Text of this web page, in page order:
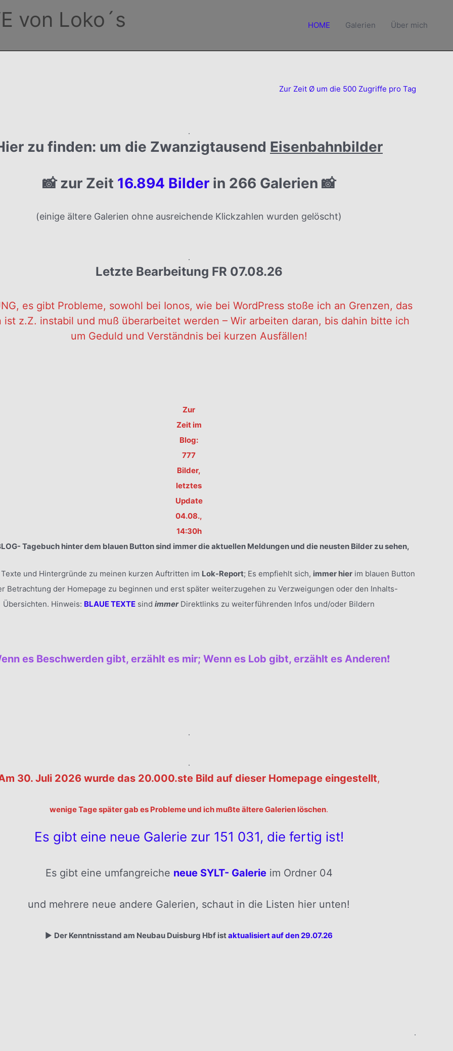
von Loko´s HOME Galerien Über mich
Zur Zeit Ø um die 500 Zugriffe pro Tag
.
zu finden: um die Zwanzigtausend Eisenbahnbilder
📸 zur Zeit 16.894 Bilderin 266 Galerien 📸
(einige ältere Galerien ohne ausreichende Klickzahlen wurden gelöscht)
.
Letzte Bearbeitung FR 07.08.26
es gibt Probleme, sowohl bei Ionos, wie bei WordPress stoße ich an Grenzen, das
ist z.Z. instabil und muß überarbeitet werden – Wir arbeiten daran, bis dahin bitte ich
um Geduld und Verständnis bei kurzen Ausfällen!
Zur
Zeit im
Blog:
777
Bilder,
letztes
Update
04.08.,
14:30h
Tagebuch hinter dem blauen Button sind immer die aktuellen Meldungen und die neusten Bilder zu sehen,
und Hintergründe zu meinen kurzen Auftritten im Lok-Report; Es empfiehlt sich, immer hierim blauen Button
Betrachtung der Homepage zu beginnen und erst später weiterzugehen zu Verzweigungen oder den Inhalts-
Übersichten. Hinweis: BLAUE TEXTE sind immerDirektlinks zu weiterführenden Infos und/oder Bildern
es Beschwerden gibt, erzählt es mir; Wenn es Lob gibt, erzählt es Anderen❗️
.
.
30. Juli 2026 wurde das 20.000.ste Bild auf dieser Homepage eingestellt,
wenige Tage später gab es Probleme und ich mußte ältere Galerien löschen.
Es gibt eine neue Galerie zur 151 031, die fertig ist!
Es gibt eine umfangreiche neue SYLT- Galerieim Ordner 04
und mehrere neue andere Galerien, schaut in die Listen hier unten!
▶️ Der Kenntnisstand am Neubau Duisburg Hbf istaktualisiert auf den 29.07.26
.